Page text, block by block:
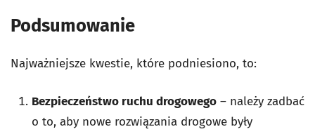
Podsumowanie
Najważniejsze kwestie, które podniesiono, to:
Bezpieczeństwo ruchu drogowego – należy zadbać
o to, aby nowe rozwiązania drogowe były